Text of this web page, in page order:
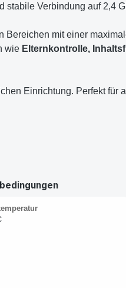
Verbindung auf 2,4
mit einer
wie Elternkontrolle,
Einrichtung. Perfekt für